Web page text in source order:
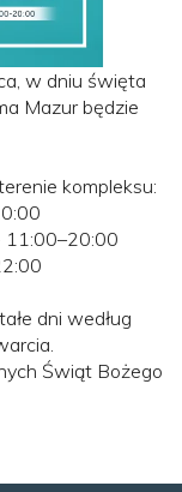
w dniu święta
Mazur będzie
kompleksu:
11:00–20:00
dni według
Świąt Bożego